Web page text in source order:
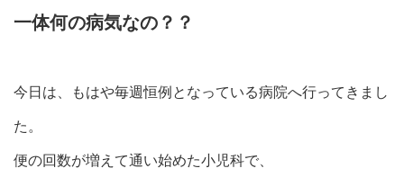
一体何の病気なの？？
今日は、もはや毎週恒例となっている病院へ行ってきまし
た。
便の回数が増えて通い始めた小児科で、